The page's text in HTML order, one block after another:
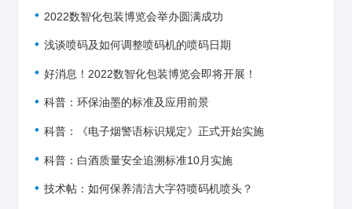
2022数智化包装博览会举办圆满成功
浅谈喷码及如何调整喷码机的喷码日期
好消息！2022数智化包装博览会即将开展！
科普：环保油墨的标准及应用前景
科普：《电子烟警语标识规定》正式开始实施
科普：白酒质量安全追溯标准10月实施
技术帖：如何保养清洁大字符喷码机喷头？